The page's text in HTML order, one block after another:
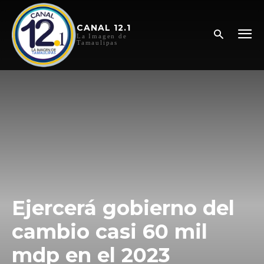
CANAL 12.1
La Imagen de
Tamaulipas
Ejercerá gobierno del
cambio casi 60 mil
mdp en el 2023